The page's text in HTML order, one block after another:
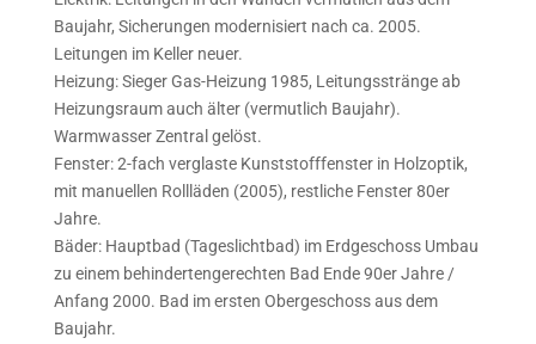
Baujahr, Sicherungen modernisiert nach ca. 2005.
Leitungen im Keller neuer.
Heizung: Sieger Gas-Heizung 1985, Leitungsstränge ab
Heizungsraum auch älter (vermutlich Baujahr).
Warmwasser Zentral gelöst.
Fenster: 2-fach verglaste Kunststofffenster in Holzoptik,
mit manuellen Rollläden (2005), restliche Fenster 80er
Jahre.
Bäder: Hauptbad (Tageslichtbad) im Erdgeschoss Umbau
zu einem behindertengerechten Bad Ende 90er Jahre /
Anfang 2000. Bad im ersten Obergeschoss aus dem
Baujahr.